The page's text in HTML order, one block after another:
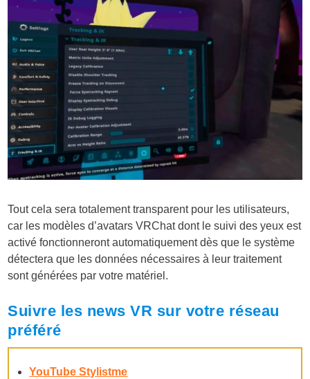
Tout cela sera totalement transparent pour les utilisateurs,
car les modèles d’avatars VRChat dont le suivi des yeux est
activé fonctionneront automatiquement dès que le système
détectera que les données nécessaires à leur traitement
sont générées par votre matériel.
Suivre les news VR sur votre réseau
préféré
YouTube Stylistme